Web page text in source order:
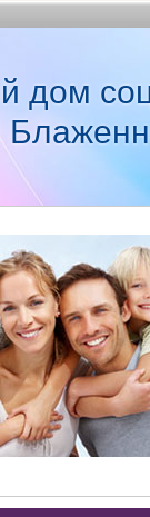
дом